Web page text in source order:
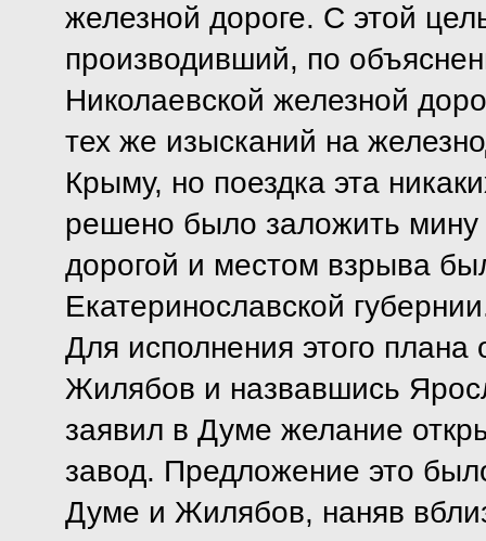
железной дороге. С этой
производивший, по
Николаевской железной
тех же изысканий на
Крыму, но поездка эта
решено было заложить мину
дорогой и местом взрыва
Екатеринославской
Для исполнения этого плана
Жилябов и назвавшись
заявил в Думе желание
завод. Предложение это
Думе и Жилябов, наняв